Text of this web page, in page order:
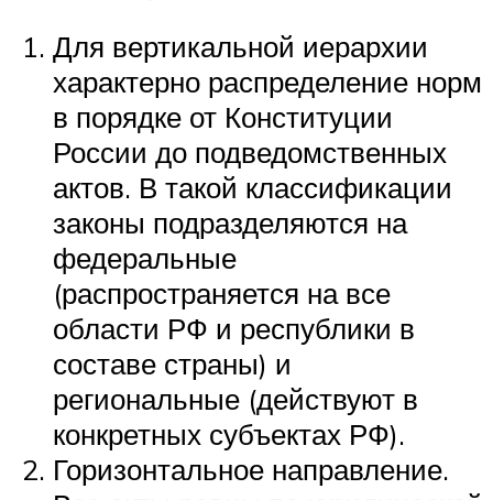
Для вертикальной иерархии
характерно распределение норм
в порядке от Конституции
России до подведомственных
актов. В такой классификации
законы подразделяются на
федеральные
(распространяется на все
области РФ и республики в
составе страны) и
региональные (действуют в
конкретных субъектах РФ).
Горизонтальное направление.